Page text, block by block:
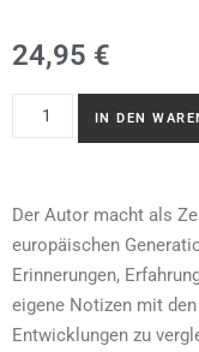
24,95 €
IN DEN
Der Autor macht als
europäischen
Erinnerungen,
eigene Notizen mit
Entwicklungen zu